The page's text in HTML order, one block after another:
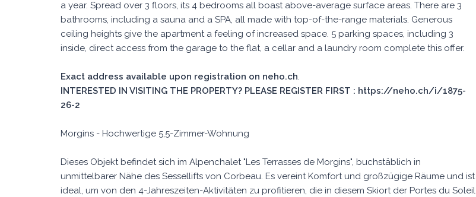
a year. Spread over 3 floors, its 4 bedrooms all boast above-average surface areas. There are 3
bathrooms, including a sauna and a SPA, all made with top-of-the-range materials. Generous
ceiling heights give the apartment a feeling of increased space. 5 parking spaces, including 3
inside, direct access from the garage to the flat, a cellar and a laundry room complete this offer.
Exact address available upon registration on neho.ch.
INTERESTED IN VISITING THE PROPERTY? PLEASE REGISTER FIRST : https://neho.ch/i/1875-
26-2
Morgins - Hochwertige 5,5-Zimmer-Wohnung
Dieses Objekt befindet sich im Alpenchalet "Les Terrasses de Morgins", buchstäblich in
unmittelbarer Nähe des Sessellifts von Corbeau. Es vereint Komfort und großzügige Räume und ist
ideal, um von den 4-Jahreszeiten-Aktivitäten zu profitieren, die in diesem Skiort der Portes du Soleil